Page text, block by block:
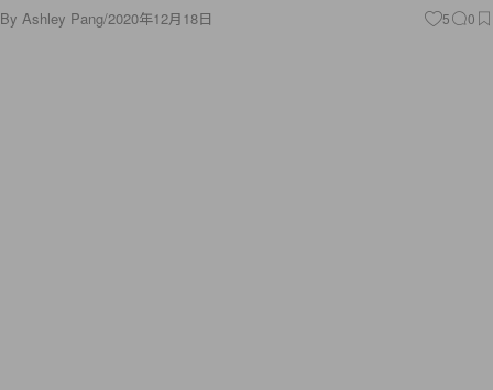
By Ashley Pang/2020年12月18日 5 0